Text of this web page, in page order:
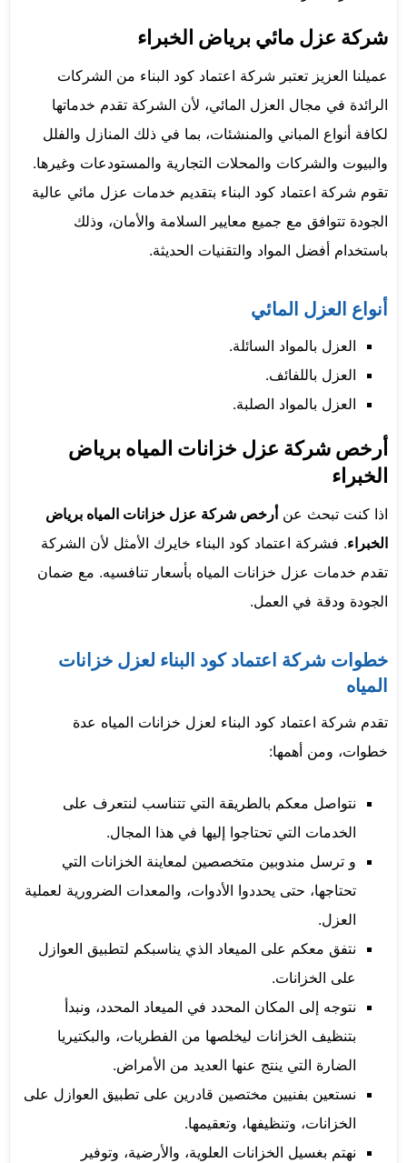
شركة عزل مائي برياض الخبراء
عميلنا العزيز تعتبر شركة اعتماد كود البناء من الشركات
الرائدة في مجال العزل المائي، لأن الشركة تقدم خدماتها
لكافة أنواع المباني والمنشئات، بما في ذلك المنازل والفلل
والبيوت والشركات والمحلات التجارية والمستودعات وغيرها.
تقوم شركة اعتماد كود البناء بتقديم خدمات عزل مائي عالية
الجودة تتوافق مع جميع معايير السلامة والأمان، وذلك
باستخدام أفضل المواد والتقنيات الحديثة.
أنواع العزل المائي
العزل بالمواد السائلة.
العزل باللفائف.
العزل بالمواد الصلبة.
أرخص شركة عزل خزانات المياه برياض
الخبراء
اذا كنت تبحث عن أرخص شركة عزل خزانات المياه برياض
الخبراء. فشركة اعتماد كود البناء خايرك الأمثل لأن الشركة
تقدم خدمات عزل خزانات المياه بأسعار تنافسيه. مع ضمان
الجودة ودقة في العمل.
خطوات شركة اعتماد كود البناء لعزل خزانات
المياه
تقدم شركة اعتماد كود البناء لعزل خزانات المياه عدة
خطوات، ومن أهمها:
نتواصل معكم بالطريقة التي تتناسب لنتعرف على
الخدمات التي تحتاجوا إليها في هذا المجال.
و ترسل مندوبين متخصصين لمعاينة الخزانات التي
تحتاجها، حتى يحددوا الأدوات، والمعدات الضرورية لعملية
العزل.
نتفق معكم على الميعاد الذي يناسبكم لتطبيق العوازل
على الخزانات.
نتوجه إلى المكان المحدد في الميعاد المحدد، ونبدأ
بتنظيف الخزانات ليخلصها من الفطريات، والبكتيريا
الضارة التي ينتج عنها العديد من الأمراض.
نستعين بفنيين مختصين قادرين على تطبيق العوازل على
الخزانات، وتنظيفها، وتعقيمها.
نهتم بغسيل الخزانات العلوية، والأرضية، وتوفير